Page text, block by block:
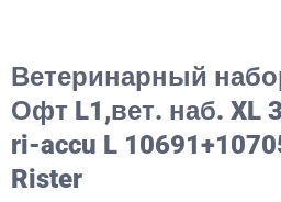
Ветеринарный
Офт L1,вет. наб. XL
ri-accu L
Rister